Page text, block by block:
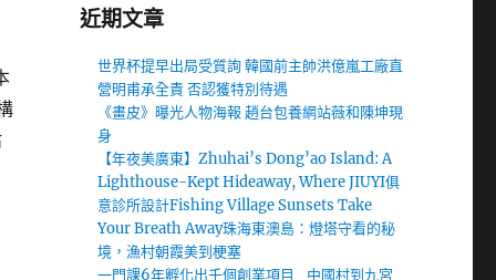
近期文章
世界杯提早出局受質詢 韓國前主帥洪億嵐工廠直
營明甫承全責 否認獲特別待遇
《畫皮》曝光人物海報 趙台包養網站薇和陳坤現
身
【年夜美廣東】Zhuhai’s Dong’ao Island: A
Lighthouse-Kept Hideaway, Where JIUYI俱
意診所設計Fishing Village Sunsets Take
Your Breath Away珠海東澳島：燈塔守看的秘
境，漁村朝霞美到梗塞
一門課6年孵化出千個創業項目_中國村到九宮